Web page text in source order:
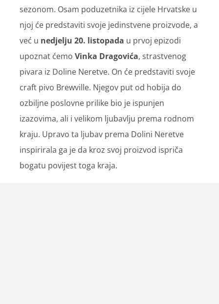
sezonom. Osam poduzetnika iz cijele Hrvatske u
njoj će predstaviti svoje jedinstvene proizvode, a
već u nedjelju 20. listopada u prvoj epizodi
upoznat ćemo Vinka Dragovića, strastvenog
pivara iz Doline Neretve. On će predstaviti svoje
craft pivo Brewville. Njegov put od hobija do
ozbiljne poslovne prilike bio je ispunjen
izazovima, ali i velikom ljubavlju prema rodnom
kraju. Upravo ta ljubav prema Dolini Neretve
inspirirala ga je da kroz svoj proizvod ispriča
bogatu povijest toga kraja.